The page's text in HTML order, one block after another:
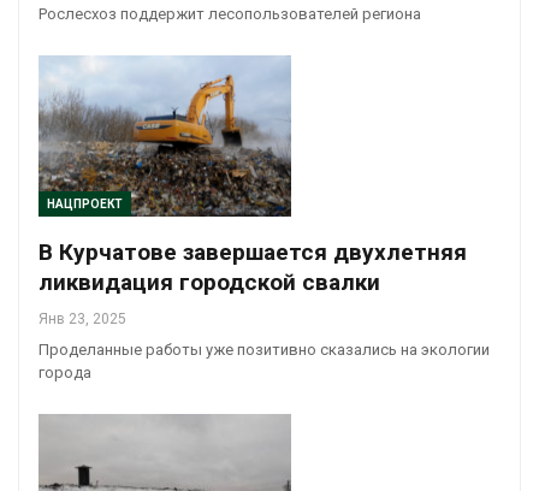
Рослесхоз поддержит лесопользователей региона
НАЦПРОЕКТ
В Курчатове завершается двухлетняя
ликвидация городской свалки
Янв 23, 2025
Проделанные работы уже позитивно сказались на экологии
города